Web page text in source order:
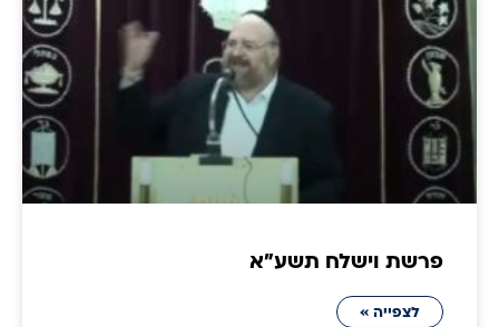
פרשת וישלח תשע״א
לצפייה »